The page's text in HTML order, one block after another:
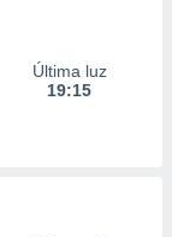
Última luz
19:15